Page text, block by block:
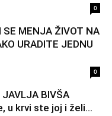
0
SE MENJA ŽIVOT NA
URADITE JEDNU
0
JAVLJA BIVŠA
u krvi ste joj i želi...